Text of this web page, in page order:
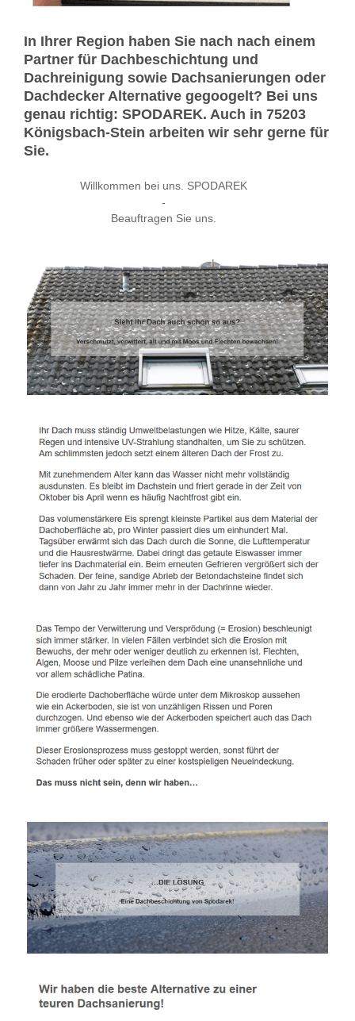
In Ihrer Region haben Sie nach nach einem
Partner für Dachbeschichtung und
Dachreinigung sowie Dachsanierungen oder
Dachdecker Alternative gegoogelt? Bei uns
genau richtig: SPODAREK. Auch in 75203
Königsbach-Stein arbeiten wir sehr gerne für
Sie.
Willkommen bei uns. SPODAREK
-
Beauftragen Sie uns.